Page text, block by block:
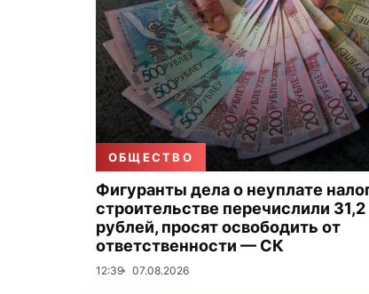
ОБЩЕСТВО
Фигуранты дела о неуплате
строительстве перечислили
рублей, просят освободить от
ответственности — СК
12:39 07.08.2026